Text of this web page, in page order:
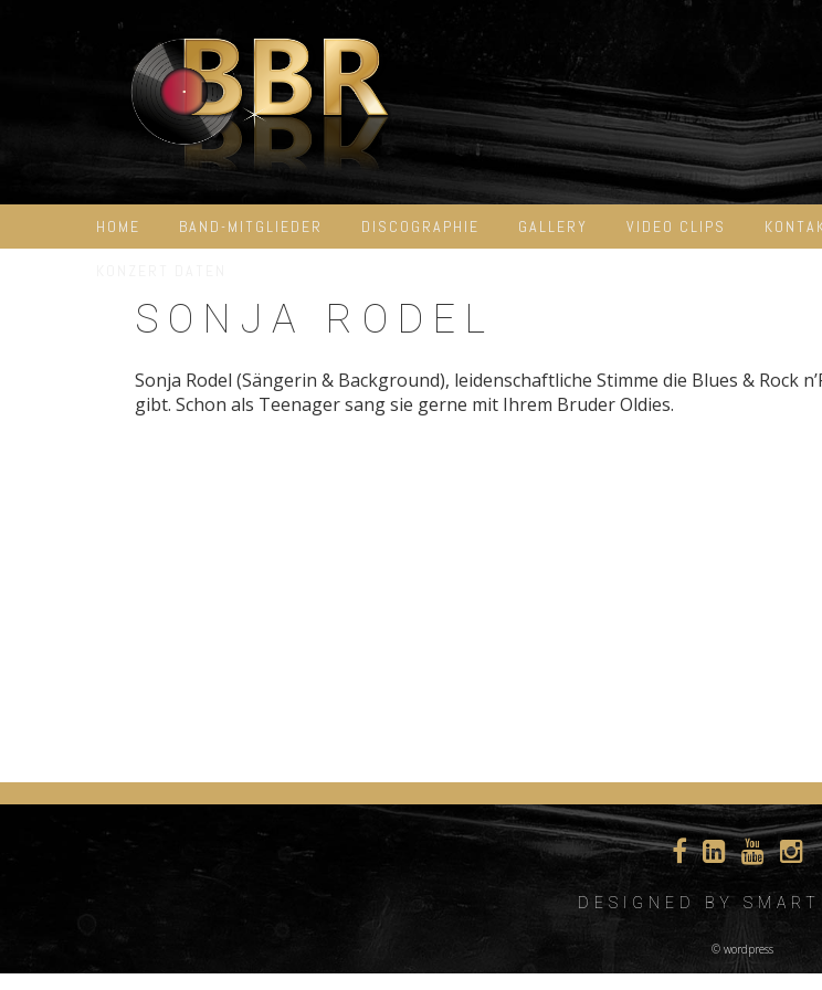
HOME BAND-MITGLIEDER DISCOGRAPHIE GALLERY VIDEO CLIPS
SONJA RODEL
Sonja Rodel (Sängerin & Background), leidenschaftliche Stimme die Blues & Rock
gibt. Schon als Teenager sang sie gerne mit Ihrem Bruder Oldies.
DESIGNED BY
© wordpress